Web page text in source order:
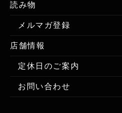
読み物
メルマガ登録
店舗情報
定休日のご案内
お問い合わせ